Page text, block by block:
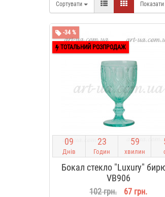
Сортувати Показати
-34 %
ТОТАЛЬНИЙ РОЗПРОДАЖ
09
Днів
23
Годин
59
хвилин
Бокал стекло "Luxury"
VB906
102 грн. 67 грн.